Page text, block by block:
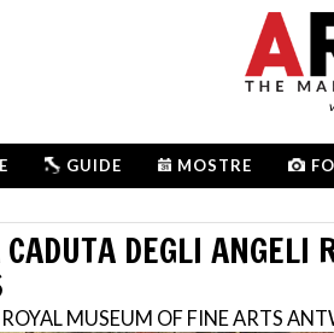
GUIDE MOSTRE
DEGLI ANGELI
MUSEUM OF FINE ARTS